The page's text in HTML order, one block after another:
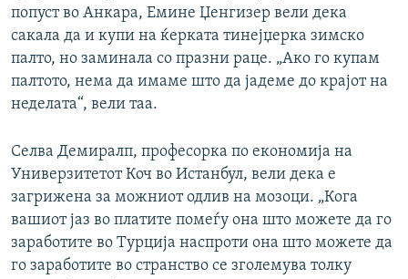
попуст во Анкара, Емине Џенгизер вели дека
сакала да и купи на ќерката тинејџерка зимско
палто, но заминала со празни раце. „Ако го купам
палтото, нема да имаме што да јадеме до крајот на
неделата“, вели таа.
Селва Демиралп, професорка по економија на
Универзитетот Коч во Истанбул, вели дека е
загрижена за можниот одлив на мозоци. „Кога
вашиот јаз во платите помеѓу она што можете да го
заработите во Турција наспроти она што можете да
го заработите во странство се зголемува толку